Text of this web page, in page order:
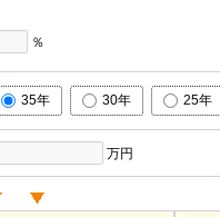
％
35年 30年 25年
万円